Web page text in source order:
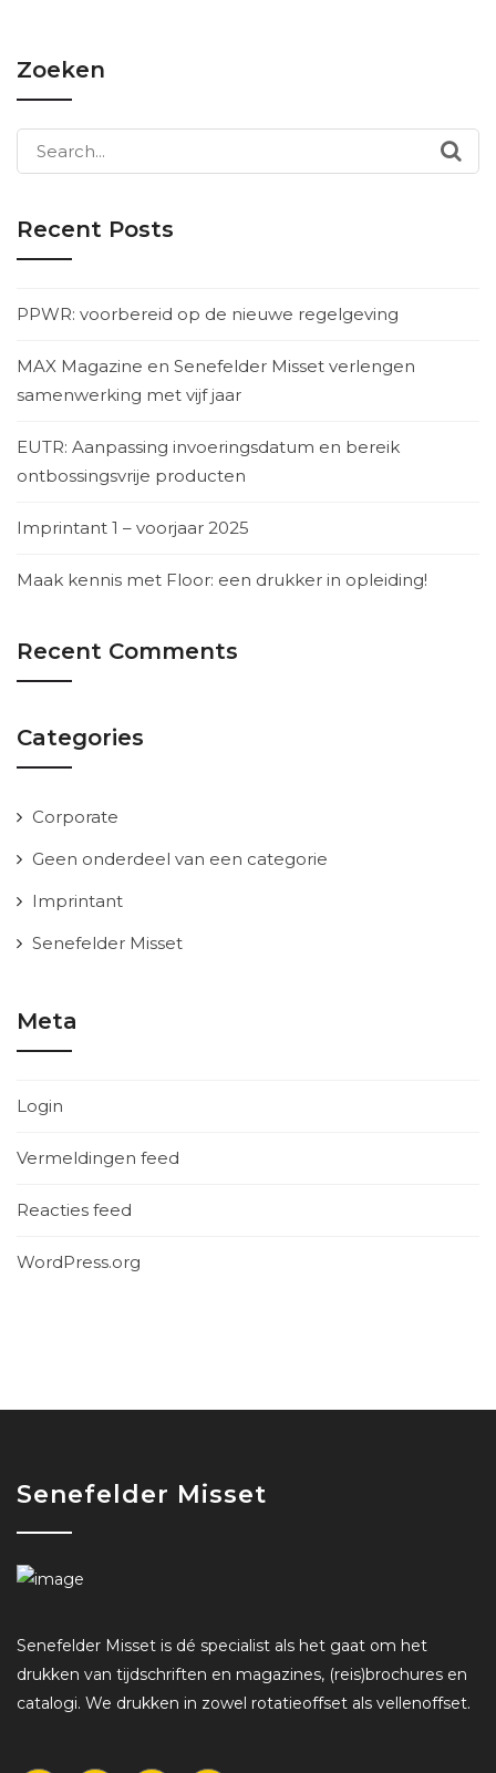
Zoeken
Search
for:
Recent Posts
PPWR: voorbereid op de nieuwe regelgeving
MAX Magazine en Senefelder Misset verlengen
samenwerking met vijf jaar
EUTR: Aanpassing invoeringsdatum en bereik
ontbossingsvrije producten
Imprintant 1 – voorjaar 2025
Maak kennis met Floor: een drukker in opleiding!
Recent Comments
Categories
Corporate
Geen onderdeel van een categorie
Imprintant
Senefelder Misset
Meta
Login
Vermeldingen feed
Reacties feed
WordPress.org
Senefelder Misset
Senefelder Misset is dé specialist als het gaat om het
drukken van tijdschriften en magazines, (reis)brochures en
catalogi. We drukken in zowel rotatieoffset als vellenoffset.